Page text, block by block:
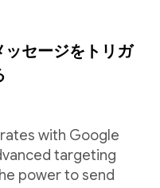
セージをトリガ
with Google
targeting
power to send